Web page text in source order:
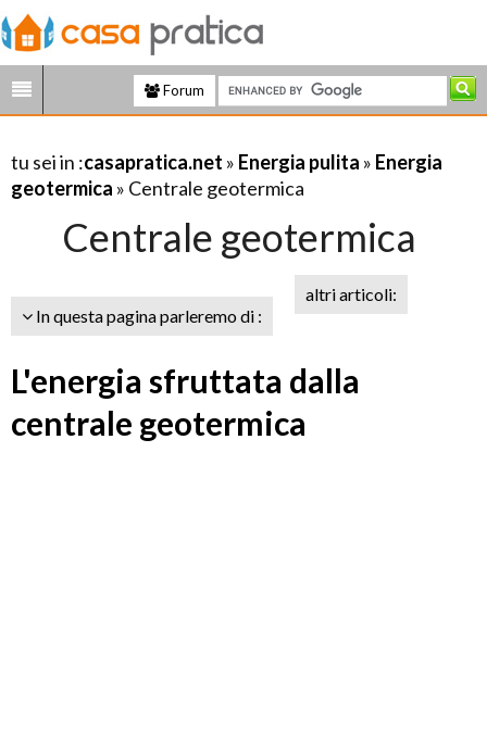
Forum
tu sei in :casapratica.net » Energia pulita » Energia
geotermica » Centrale geotermica
Centrale geotermica
In questa pagina parleremo di :
altri articoli:
L'energia sfruttata dalla
centrale geotermica